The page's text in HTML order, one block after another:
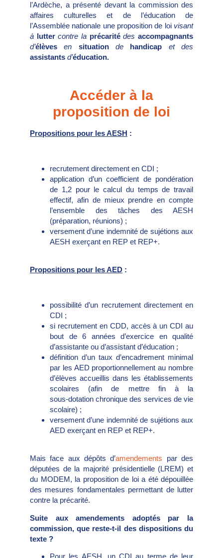
l’Ardèche, a présenté devant la commission des
affaires culturelles et de l’éducation de
l’Assemblée nationale une proposition de loi visant
à luttercontre la précaritédesaccompagnants
d’élèves en situationde handicap et des
assistants d’éducation.
Accéder à la
proposition de loi
Propositions pour les AESH :
recrutement directement en CDI ;
application d’un coefficient de pondération
de 1,2 pour le calcul du temps de travail
effectif, afin de mieux prendre en compte
l’ensemble des tâches des AESH
(préparation, réunions) ;
versement d’une indemnité de sujétions aux
AESH exerçant en REP et REP+.
Propositions pour les AED :
possibilité d’un recrutement directement en
CDI ;
si recrutement en CDD, accès à un CDI au
bout de 6 années d’exercice en qualité
d’assistante ou d’assistant d’éducation ;
définition d’un taux d’encadrement minimal
par les AED proportionnellement au nombre
d’élèves accueillis dans les établissements
scolaires (afin de mettre fin à la
sous‑dotation chronique des services de vie
scolaire) ;
versement d’une indemnité de sujétions aux
AED exerçant en REP et REP+.
Mais face aux dépôts d’amendements par des
députées de la majorité présidentielle (LREM) et
du MODEM, la proposition de loi a été dépouillée
des mesures fondamentales permettant de lutter
contre la précarité.
Suite aux amendements adoptés par la
commission, que reste-t-il des dispositions du
texte ?
Pour les AESH, un CDI au terme de leur